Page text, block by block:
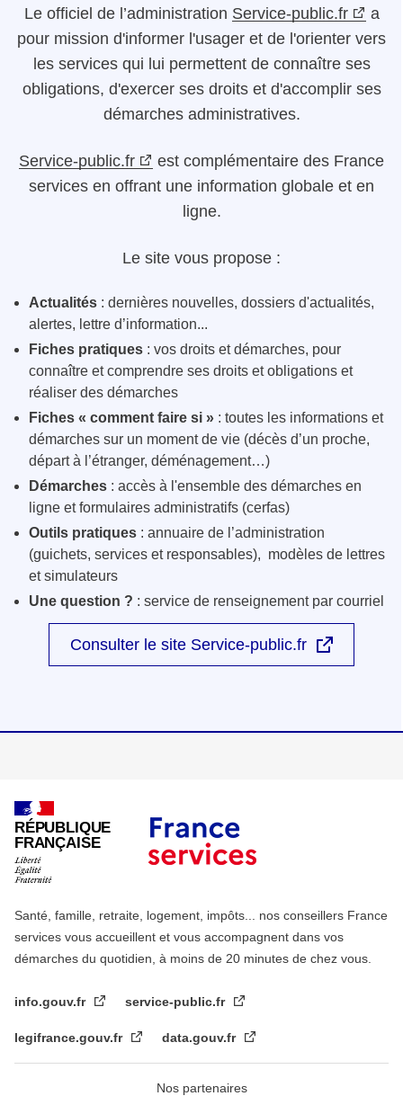
Le officiel de l’administration Service-public.fr
a
pour mission d'informer l'usager et de l'orienter vers
les services qui lui permettent de connaître ses
obligations, d'exercer ses droits et d'accomplir ses
démarches administratives.
Service-public.fr
est complémentaire des France
services en offrant une information globale et en
ligne.
Le site vous propose :
Actualités : dernières nouvelles, dossiers d'actualités,
alertes, lettre d’information...
Fiches pratiques : vos droits et démarches, pour
connaître et comprendre ses droits et obligations et
réaliser des démarches
Fiches « comment faire si » : toutes les informations et
démarches sur un moment de vie (décès d’un proche,
départ à l’étranger, déménagement…)
Démarches : accès à l'ensemble des démarches en
ligne et formulaires administratifs (cerfas)
Outils pratiques : annuaire de l’administration
(guichets, services et responsables), modèles de lettres
et simulateurs
Une question ? : service de renseignement par courriel
Consulter le site Service-public.fr
RÉPUBLIQUE
FRANÇAISE
Santé, famille, retraite, logement, impôts... nos conseillers France
services vous accueillent et vous accompagnent dans vos
démarches du quotidien, à moins de 20 minutes de chez vous.
info.gouv.fr service-public.fr
legifrance.gouv.fr data.gouv.fr
Nos partenaires